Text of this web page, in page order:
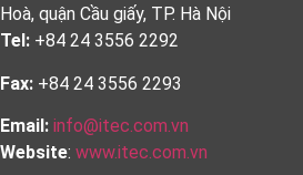
Hoà, quận Cầu giấy, TP. Hà Nội
Tel: +84 24 3556 2292
Fax: +84 24 3556 2293
Email: info@itec.com.vn
Website: www.itec.com.vn